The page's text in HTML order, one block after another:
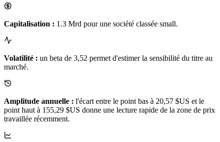
Capitalisation : 1.3 Mrd pour une société classée small.
Volatilité : un beta de 3,52 permet d'estimer la sensibilité du titre au
marché.
Amplitude annuelle : l'écart entre le point bas à 20,57 $US et le
point haut à 155,29 $US donne une lecture rapide de la zone de prix
travaillée récemment.